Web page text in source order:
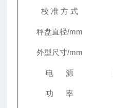
校 准 方 式
秤盘直径/mm
外型尺寸/mm
电 源
功 率